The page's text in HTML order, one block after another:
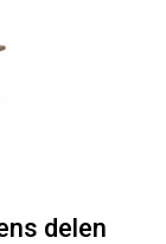
delen